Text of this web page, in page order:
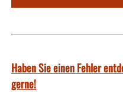
Haben Sie einen Fehler
gerne!